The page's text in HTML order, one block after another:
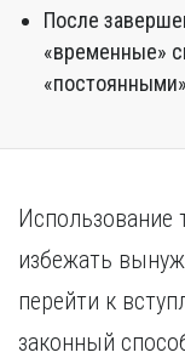
После
«временные»
Использование
избежать
перейти к
законный